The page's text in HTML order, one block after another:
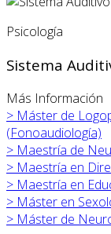
Psicología
Sistema
Más Información
> Máster de
(Fonoaudiología)
> Maestría de
> Maestría en
> Maestría en
> Máster en
> Máster de